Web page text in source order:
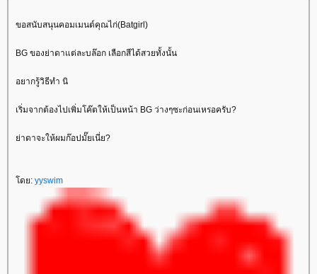
ขอสนับสนุนคอมเมนต์คุณไก่(Batgirl)
BG ของย่าดาแต่ละบล๊อก เลือกสีได้สวยทั้งนั้น
อยากรู้วิธีทำ นิ
เริ่มจากต้องไปเพิ่มโค๊ตให้เป็นหน้า BG ว่างๆซะก่อนเหรอครับ?
่าดาจะให้ผมก๊อปมั๊ยเนี่ย?
ดย: yyswim